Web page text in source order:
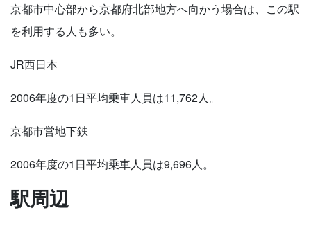
京都市中心部から京都府北部地方へ向かう場合は、この駅
を利用する人も多い。
JR西日本
2006年度の1日平均乗車人員は11,762人。
京都市営地下鉄
2006年度の1日平均乗車人員は9,696人。
駅周辺